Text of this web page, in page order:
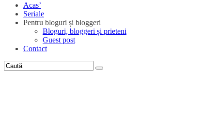
Acas’
Seriale
Pentru bloguri și bloggeri
Bloguri, bloggeri și prieteni
Guest post
Contact